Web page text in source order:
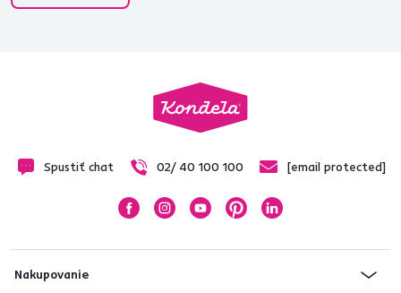
Spustiť chat 02/ 40 100 100 [email protected]
Nakupovanie